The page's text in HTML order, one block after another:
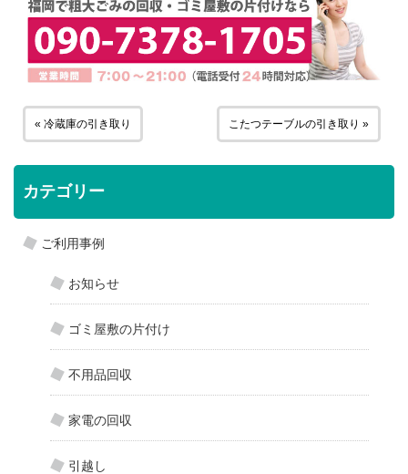
« 冷蔵庫の引き取り こたつテーブルの引き取り »
カテゴリー
ご利用事例
お知らせ
ゴミ屋敷の片付け
不用品回収
家電の回収
引越し